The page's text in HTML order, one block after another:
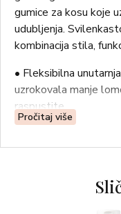
gumice za kosu koje
udubljenja.
kombinacija stila,
• Fleksibilna
uzrokovala manje
raspustite.
• Elastičnost gumica
• Set sadrži tri
• Dostupne su u crnoj
Pročitaj više